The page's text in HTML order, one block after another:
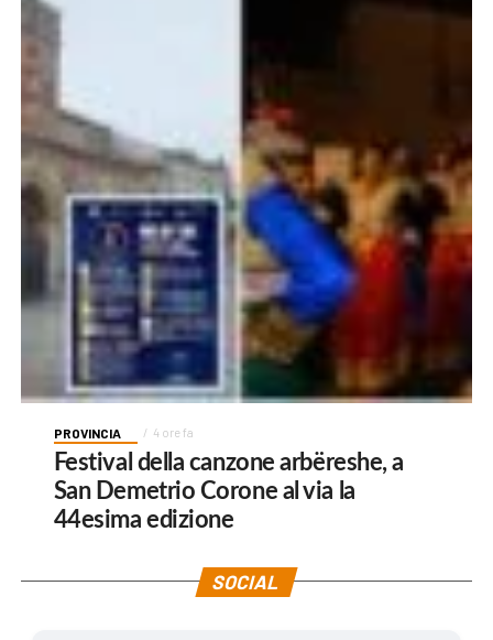
PROVINCIA 4 ore fa
Festival della canzone arbëreshe, a
San Demetrio Corone al via la
44esima edizione
SOCIAL